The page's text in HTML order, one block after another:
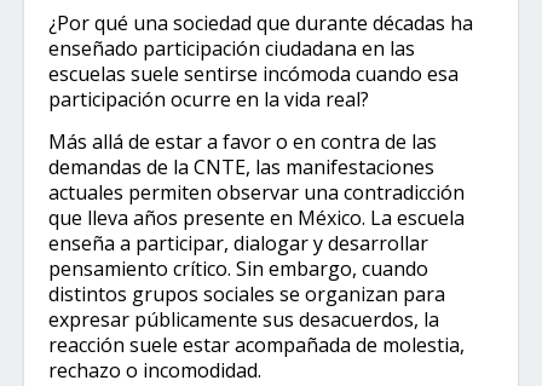
¿Por qué una sociedad que durante décadas ha
enseñado participación ciudadana en las
escuelas suele sentirse incómoda cuando esa
participación ocurre en la vida real?
Más allá de estar a favor o en contra de las
demandas de la CNTE, las manifestaciones
actuales permiten observar una contradicción
que lleva años presente en México. La escuela
enseña a participar, dialogar y desarrollar
pensamiento crítico. Sin embargo, cuando
distintos grupos sociales se organizan para
expresar públicamente sus desacuerdos, la
reacción suele estar acompañada de molestia,
rechazo o incomodidad.